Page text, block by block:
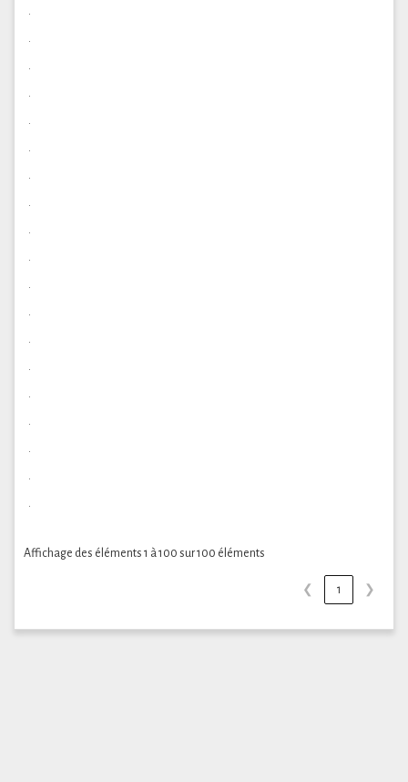
.
.
.
.
.
.
.
.
.
.
.
.
.
.
.
.
.
.
.
Affichage des éléments 1 à 100 sur 100 éléments
❮ 1 ❯